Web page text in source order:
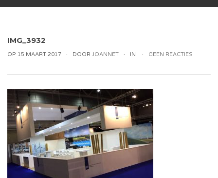
IMG_3932
OP 15 MAART 2017 DOOR JOANNET IN GEEN REACTIES